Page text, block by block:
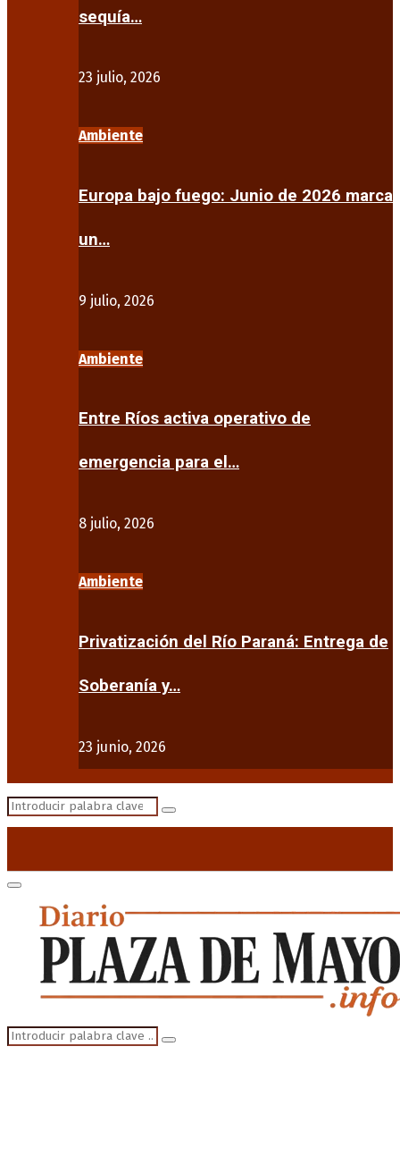
sequía…
23 julio, 2026
Ambiente
Europa bajo fuego: Junio de 2026 marca
un…
9 julio, 2026
Ambiente
Entre Ríos activa operativo de
emergencia para el…
8 julio, 2026
Ambiente
Privatización del Río Paraná: Entrega de
Soberanía y…
23 junio, 2026
Search
Search
Primary
Menu
Search
for:
Search